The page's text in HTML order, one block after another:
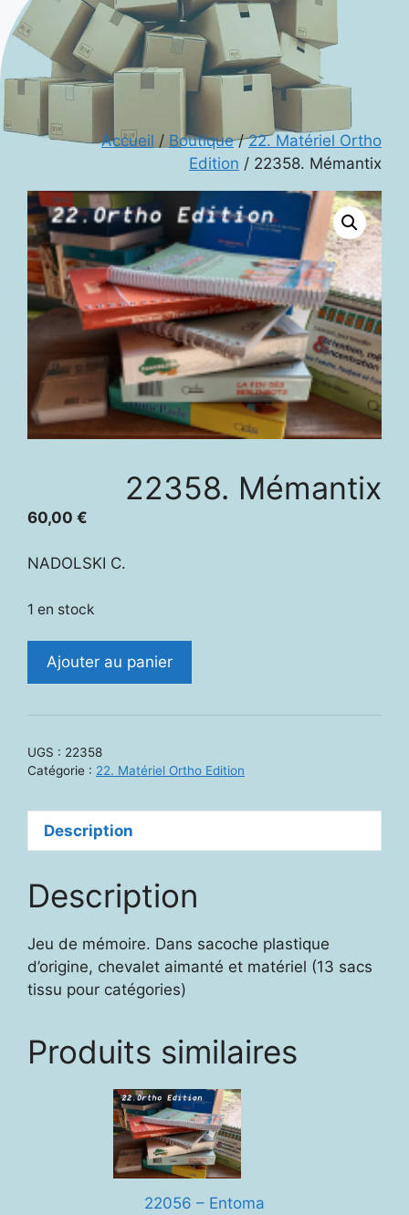
Accueil / Boutique/22. Matériel Ortho
Edition / 22358. Mémantix
22358. Mémantix
60,00 €
NADOLSKI C.
1 en stock
quantité
Ajouter au panier
UGS : 22358
Catégorie : 22. Matériel Ortho Edition
Description
Description
Jeu de mémoire. Dans sacoche plastique
d’origine, chevalet aimanté et matériel (13 sacs
tissu pour catégories)
Produits similaires
22056 – Entoma